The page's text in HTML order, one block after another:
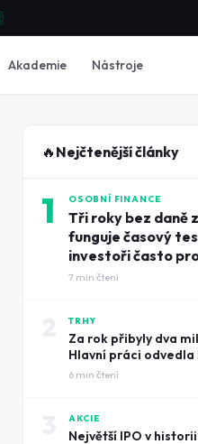
Akademie Nástroje
🔥 Nejčtenější články
1 OSOBNÍ FINANCE
Tři roky bez daně
funguje časový
investoři často
7 min čtení
TRHY
Za rok přibyly dva
Hlavní práci odvedla
pásky
6 min čtení
AKCIE
Největší IPO v